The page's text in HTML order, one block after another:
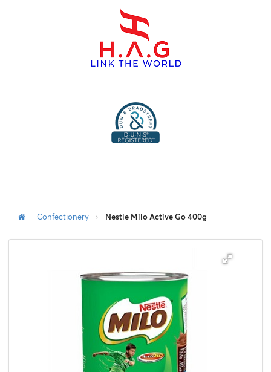
Confectionery Nestle Milo Active Go 400g